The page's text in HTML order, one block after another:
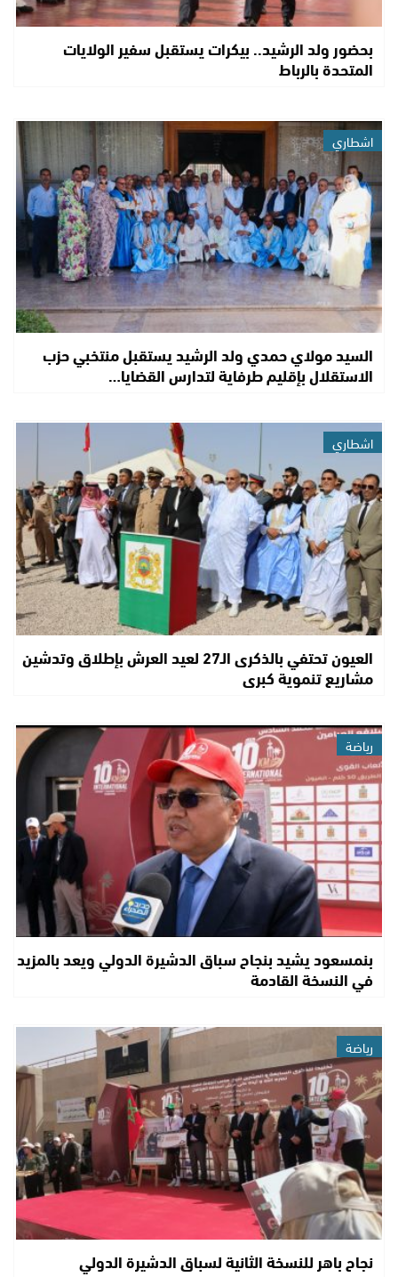
بحضور ولد الرشيد.. بيكرات يستقبل سفير الولايات
المتحدة بالرباط
اشطاري
السيد مولاي حمدي ولد الرشيد يستقبل منتخبي حزب
الاستقلال بإقليم طرفاية لتدارس القضايا…
اشطاري
العيون تحتفي بالذكرى الـ27 لعيد العرش بإطلاق وتدشين
مشاريع تنموية كبرى
رياضة
بنمسعود يشيد بنجاح سباق الدشيرة الدولي ويعد بالمزيد
في النسخة القادمة
رياضة
نجاح باهر للنسخة الثانية لسباق الدشيرة الدولي